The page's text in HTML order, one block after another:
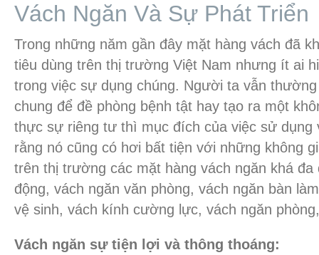
Vách Ngăn Và Sự Phát Triển
Trong những năm gần đây mặt hàng vách đã
tiêu dùng trên thị trường Việt Nam nhưng ít ai
trong việc sự dụng chúng. Người ta vẫn
chung để đề phòng bệnh tật hay tạo ra một
thực sự riêng tư thì mục đích của việc sử dụng
rằng nó cũng có hơi bất tiện với những không
trên thị trường các mặt hàng vách ngăn khá đa
động, vách ngăn văn phòng, vách ngăn bàn
vệ sinh, vách kính cường lực, vách ngăn
Vách ngăn sự tiện lợi và thông thoáng: